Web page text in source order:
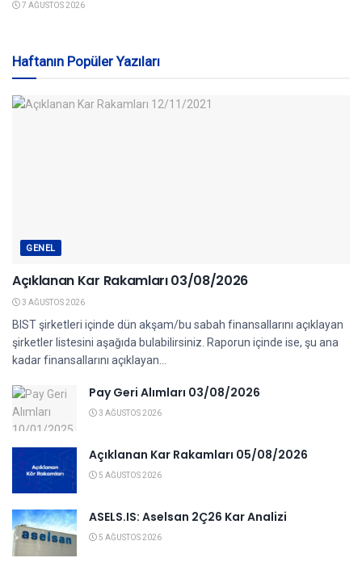
7 AĞUSTOS 2026
Haftanın Popüler Yazıları
GENEL
Açıklanan Kar Rakamları 03/08/2026
3 AĞUSTOS 2026
BIST şirketleri içinde dün akşam/bu sabah finansallarını açıklayan
şirketler listesini aşağıda bulabilirsiniz. Raporun içinde ise, şu ana
kadar finansallarını açıklayan...
Pay Geri Alımları 03/08/2026
3 AĞUSTOS 2026
Açıklanan Kar Rakamları 05/08/2026
5 AĞUSTOS 2026
ASELS.IS: Aselsan 2Ç26 Kar Analizi
5 AĞUSTOS 2026